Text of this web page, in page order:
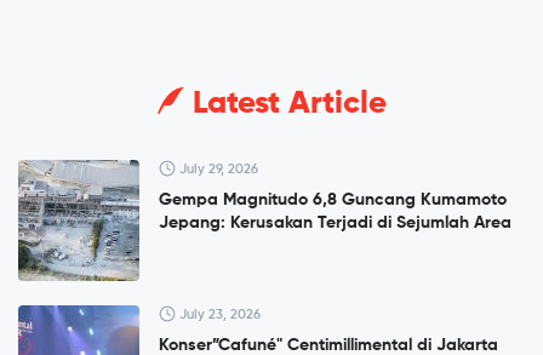
Latest Article
July 29, 2026
Gempa Magnitudo 6,8 Guncang Kumamoto
Jepang: Kerusakan Terjadi di Sejumlah Area
July 23, 2026
Konser”Cafuné" Centimillimental di Jakarta